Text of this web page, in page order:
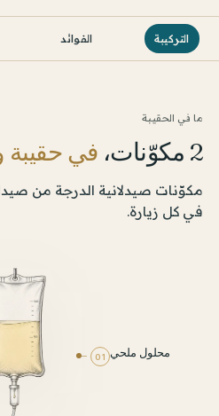
التركيبة الفوائد
ما في الحقيبة
2 مكوّنات، في حقيبة
مكوّنات صيدلانية الدرجة من
في كل زيارة.
01 محلول ملحي